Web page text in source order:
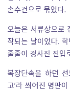
손수건으로 묶었다.
오늘은 서류상으로
작되는 날이었다.
줄줄이 경사진 진입
복장단속을 하던
고’라 씌어진 명판